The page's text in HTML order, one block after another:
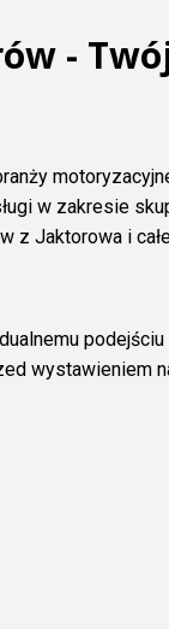
-
w zakresie
z Jaktorowa i
wystawieniem